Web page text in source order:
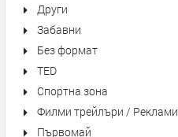
Други
Забавни
Без формат
TED
Спортна зона
Филми трейлъри / Реклами
Първомай